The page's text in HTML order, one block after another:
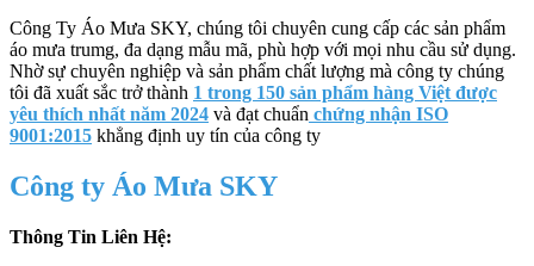
Công Ty Áo Mưa SKY, chúng tôi chuyên cung cấp các sản phẩm
áo mưa trumg, đa dạng mẫu mã, phù hợp với mọi nhu cầu sử dụng.
Nhờ sự chuyên nghiệp và sản phẩm chất lượng mà công ty chúng
tôi đã xuất sắc trở thành 1 trong 150 sản phẩm hàng Việt được
yêu thích nhất năm 2024 và đạt chuẩn chứng nhận ISO
9001:2015 khẳng định uy tín của công ty
Công ty Áo Mưa SKY
Thông Tin Liên Hệ: